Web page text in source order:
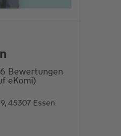
Bewertungen
eKomi)
45307 Essen